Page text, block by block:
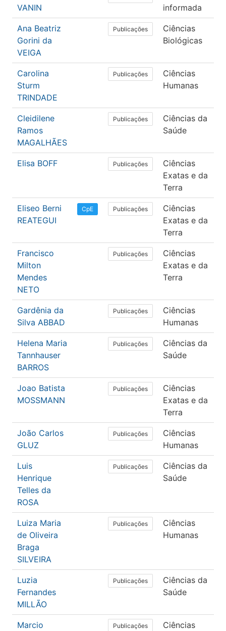
VANIN
informada
Ana Beatriz
Gorini da
VEIGA
Publicações
Ciências
Biológicas
Carolina
Sturm
TRINDADE
Publicações
Ciências
Humanas
Cleidilene
Ramos
MAGALHÃES
Publicações
Ciências da
Saúde
Elisa BOFF Publicações
Ciências
Exatas e da
Terra
Eliseo Berni
REATEGUI
CpE Publicações
Ciências
Exatas e da
Terra
Francisco
Milton
Mendes
NETO
Publicações
Ciências
Exatas e da
Terra
Gardênia da
Silva ABBAD
Publicações
Ciências
Humanas
Helena Maria
Tannhauser
BARROS
Publicações
Ciências da
Saúde
Joao Batista
MOSSMANN
Publicações
Ciências
Exatas e da
Terra
João Carlos
GLUZ
Publicações
Ciências
Humanas
Luis
Henrique
Telles da
ROSA
Publicações
Ciências da
Saúde
Luiza Maria
de Oliveira
Braga
SILVEIRA
Publicações
Ciências
Humanas
Luzia
Fernandes
MILLÃO
Publicações
Ciências da
Saúde
Marcio
Publicações
Ciências